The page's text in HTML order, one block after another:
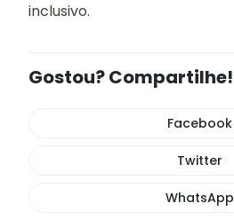
inclusivo.
Gostou? Compartilhe!
Facebook
Twitter
WhatsApp